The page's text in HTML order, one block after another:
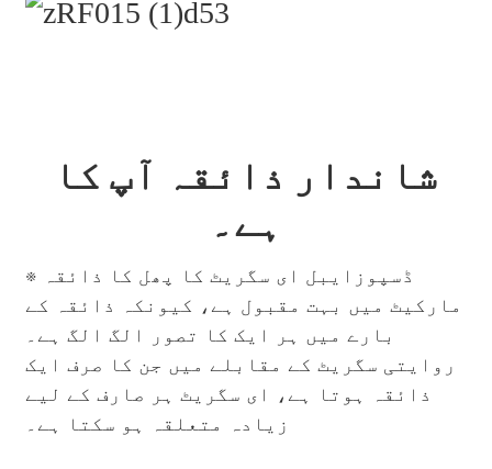
شاندار ذائقہ آپ کا
ہے۔
※ ڈسپوزایبل ای سگریٹ کا پھل کا ذائقہ
مارکیٹ میں بہت مقبول ہے، کیونکہ ذائقہ کے
بارے میں ہر ایک کا تصور الگ الگ ہے۔
روایتی سگریٹ کے مقابلے میں جن کا صرف ایک
ذائقہ ہوتا ہے، ای سگریٹ ہر صارف کے لیے
زیادہ متعلقہ ہو سکتا ہے۔